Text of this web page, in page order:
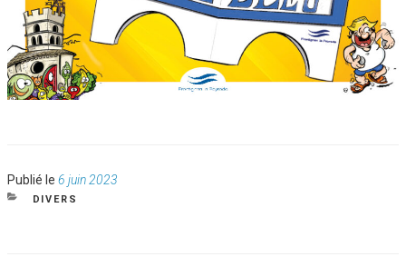
Publié le Publié
le
6 juin 2023
CATÉGORIES
DIVERS